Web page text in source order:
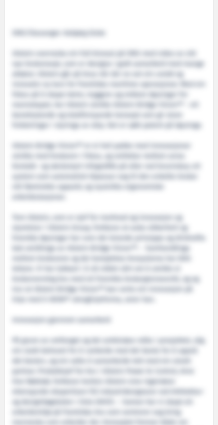
ONS/Stavanger: Asbjørg Giske
Ulstein overraska ein full kinosal på ONS med video av sitt
nye brukonsept, som er designa i godt samarbeid med mange
innovativ ny kurs for framtidas maritime operasjonar. Med ein
fokus på å skape betre, tryggare og enklare løysingar for
mannskapet, har Ulstein utvikla Ulstein Bridge Vision™ - eit
banebrytande og totalfornyande konsept som gir store
forbetringar i styringa av skip. Det er søkt patent på løysinga.
Ulstein Bridge Vision™ er ei heil pakke med innovasjonar
utvikla med brukaren i fokus, og omfattar mellom anna:
Kontakt- og rørslestyrt infografikk på eller ved bruvindua; eit
sitt føretrekte oppsett; og nyutvikla ergonomiske
Tore Ulstein, som er sjef for marknad og innovasjon og
styreleiar i Ulstein Group, forklarar at auka sikkerheit og
forenkla løysingar har vore dei leiande prinsippa og drivkrafta
bak utviklinga av Ulstein Bridge Vision™. - Samhandlinga
mellom brukarane og dei komplekse brusystema har blitt
brukarvennleg bru med eit forenkla brukargrensesnitt, og eg
trur at Ulstein Bridge Vision™ kan verte ein innovasjon på
linje med X-BOW®-skroglinjeforma, seier han.
Innovasjon gjennom samarbeid
På grunn av omfanget og dei ambisiøse måla i prosjektet, såg
ein raskt behovet for å «arbeide med dei beste for å oppnå
det beste», og ein valte å samarbeide tett med ein utvalt
Ove Rødstøl, forklarar korleis Ulstein sine ingeniørar
etterspurde ekspertisen frå industridesignarar ved Arkitektur-
og designhøgskolen i Oslo (AHO). – Saman har vi skapt eit
arbeidsmiljø på framtidas bru som sentrerer seg kring
menneska som arbeider der. Konseptet femner både om